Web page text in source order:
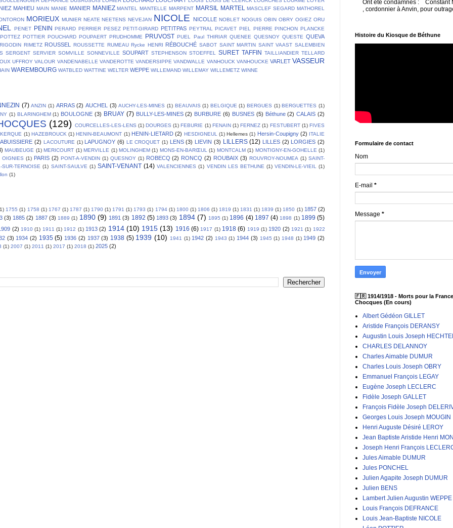
MAHIEU MAIN MANIE MANIER MANIEZ MANTEL MANTELLE MARPENT MARSIL MARTEL MASCLEF SEGARD MATHOREL
MORIEUX MUNIER NEATE NEETENS NEVEJAN NICOLE NICOLLE NOBLET NOGUIS OBIN OBRY OGIEZ ORU
PENET PENIN PERARD PERRIER PESEZ PETIT-GIRARD PETITPAS PEYTRAL PICAVET PIEL PIERRE PINCHON PLANCKE
POTTEZ POTTIER POUCHARD POUPAERT PRUDHOMME PRUVOST PUEL Paul THIRIAR QUENEE QUESNOY QUESTE QUEVA
RIGODIN RIMETZ ROUSSEL ROUSSETTE RUMEAU Rycke HENRI RÉBOUCHÉ SABOT SAINT MARTIN SAINT VAAST SALEMBIEN
SERGENT SERVIER SOMVILLE SONNEVILLE SOUPART STEPHENSON STOEFFEL SURET TAFFIN TAILLIANDIER TELLARD
UFFROY VALOUR VANDENABELLE VANDEROTTE VANDERSIPPE VANDWALLE VANHOUCK VANHOUCKE VARLET VASSEUR
WAREMBOURG WATBLED WATTINE WELTER WEPPE WILLEMAND WILLEMAY WILLEMETZ WINNE
(7) ANZIN (1) ARRAS (2) AUCHEL (3) AUCHY-LES-MINES (1) BEAUVAIS (1) BELGIQUE (1) BERGUES (1) BERGUETTES (1)
(1) BLARINGHEM (1) BOULOGNE (3) BRUAY (7) BULLY-LES-MINES (2) BURBURE (6) BUSNES (5) Béthune (2) CALAIS (2)
(129) COURCELLES-LES-LENS (1) DOURGES (1) FEBURIE (1) FENAIN (1) FERNEZ (1) FESTUBERT (1) FIVES
(1) HAZEBROUCK (1) HENIN-BEAUMONT (1) HENIN-LIETARD (2) HESDIGNEUL (1) Hellemes (1) Hersin-Coupigny (2) ITALIE
(2) LACOUTURE (1) LAPUGNOY (6) LE CROQUET (1) LENS (3) LIEVIN (3) LILLERS (12) LILLES (2) LORGIES (2)
MAUBEUGE (1) MERICOURT (1) MERVILLE (1) MOLINGHEM (1) MONS-EN-BARŒUL (1) MONTCALM (1) MONTIGNY-EN-GOHELLE (1)
OIGNIES (1) PARIS (2) PONT-A-VENDIN (1) QUESNOY (1) ROBECQ (2) RONCQ (2) ROUBAIX (3) ROUVROY-NOUMEA (1) SAINT-
SUR-TERNOISE (1) SAINT-SAULVE (1) SAINT-VENANT (14) VALENCIENNES (1) VENDIN LES BETHUNE (1) VENDIN-LE-VIEIL (1)
(1)
1755 (1) 1758 (1) 1767 (1) 1787 (1) 1790 (1) 1791 (1) 1793 (1) 1794 (1) 1800 (1) 1806 (1) 1819 (1) 1831 (1) 1839 (1) 1850 (1) 1857 (2)
(3) 1885 (2) 1887 (3) 1889 (1) 1890 (9) 1891 (3) 1892 (5) 1893 (3) 1894 (7) 1895 (1) 1896 (4) 1897 (4) 1898 (1) 1899 (5)
(2) 1910 (1) 1911 (1) 1912 (1) 1913 (2) 1914 (10) 1915 (13) 1916 (6) 1917 (1) 1918 (6) 1919 (1) 1920 (2) 1921 (1) 1922
(3) 1934 (2) 1935 (5) 1936 (2) 1937 (3) 1938 (5) 1939 (10) 1941 (1) 1942 (2) 1943 (1) 1944 (3) 1945 (1) 1948 (1) 1949 (2)
(1) 2007 (1) 2011 (1) 2017 (1) 2018 (1) 2025 (2)
Ont été condamnés : Constant
, cordonnier à Anvin, pour
Histoire du Kiosque de Béthune
Formulaire de contact
Nom
E-mail *
Message *
🇫🇷 1914/1918 - Morts pour la
Chocques (En cours)
Albert Gédéon GILLET
Aristide François DERANSY
Augustin Louis Joseph
CHARLES DELANNOY
Charles Aimable DUMUR
Charles Louis Joseph OBRY
Emmanuel François LEGAY
Eugène Joseph LECLERC
Fidèle Joseph GALLET
François Fidèle Joseph
Georges Louis Joseph MOUGIN
Henri Auguste Désiré LEROY
Jean Baptiste Aristide Henri
Joseph Henri François
Jules Aimable DUMUR
Jules PONCHEL
Julien Agapite Joseph DUMUR
Julien BENS
Lambert Julien Augustin WEPPE
Louis François DEFRANCE
Louis Jean-Baptiste NICOLE